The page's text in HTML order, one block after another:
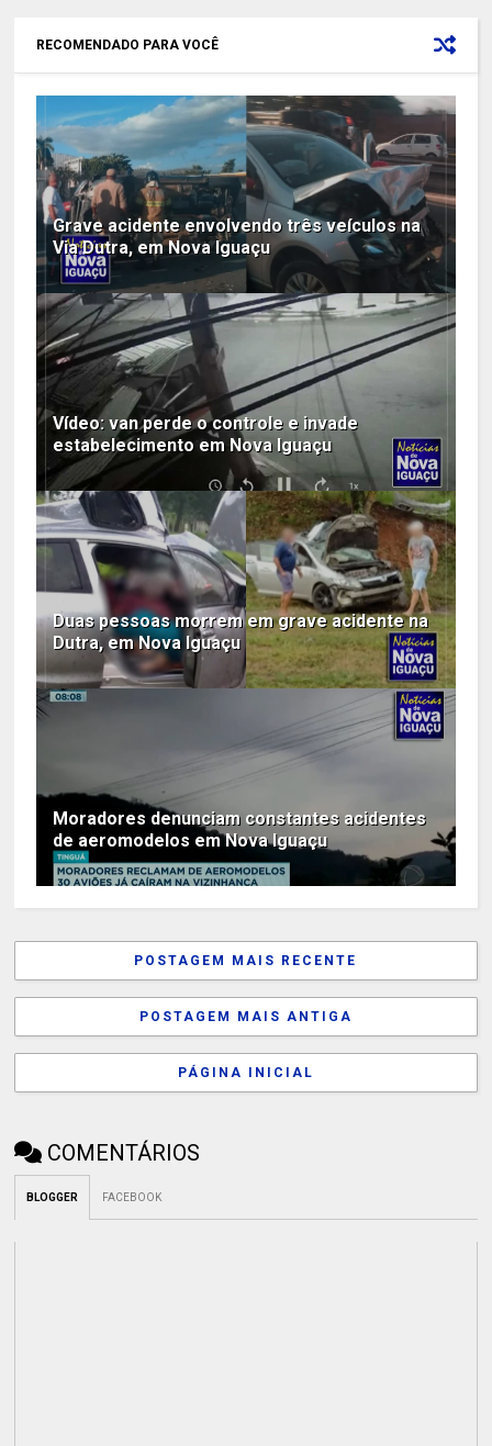
RECOMENDADO PARA VOCÊ
Grave acidente envolvendo três veículos na
Via Dutra, em Nova Iguaçu
Vídeo: van perde o controle e invade
estabelecimento em Nova Iguaçu
Duas pessoas morrem em grave acidente na
Dutra, em Nova Iguaçu
Moradores denunciam constantes acidentes
de aeromodelos em Nova Iguaçu
POSTAGEM MAIS RECENTE
POSTAGEM MAIS ANTIGA
PÁGINA INICIAL
COMENTÁRIOS
BLOGGER FACEBOOK